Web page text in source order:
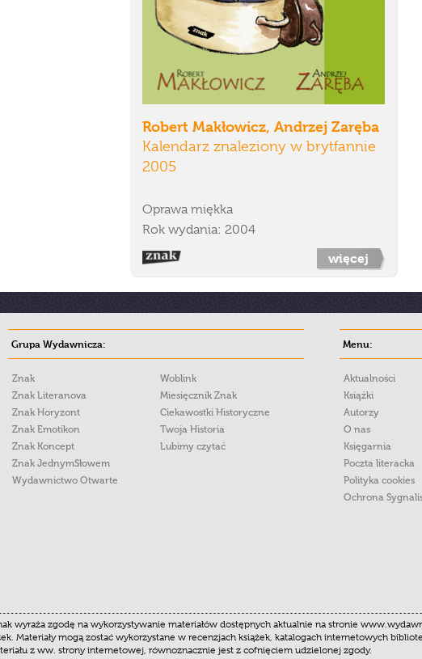
Robert Makłowicz, Andrzej Zaręba
Kalendarz znaleziony w brytfannie
2005
Oprawa miękka
Rok wydania: 2004
więcej
Grupa Wydawnicza:
Znak
Znak Literanova
Znak Horyzont
Znak Emotikon
Znak Koncept
Znak JednymSłowem
Wydawnictwo Otwarte
Woblink
Miesięcznik Znak
Ciekawostki Historyczne
Twoja Historia
Lubimy czytać
Menu:
Aktualności
Książki
Autorzy
O nas
Księgarnia
Poczta literacka
Polityka cookies
Ochrona
wyraża zgodę na wykorzystywanie materiałów dostępnych aktualnie na stronie
Materiały mogą zostać wykorzystane w recenzjach książek, katalogach internetowych
z ww. strony internetowej, równoznacznie jest z cofnięciem udzielonej zgody.